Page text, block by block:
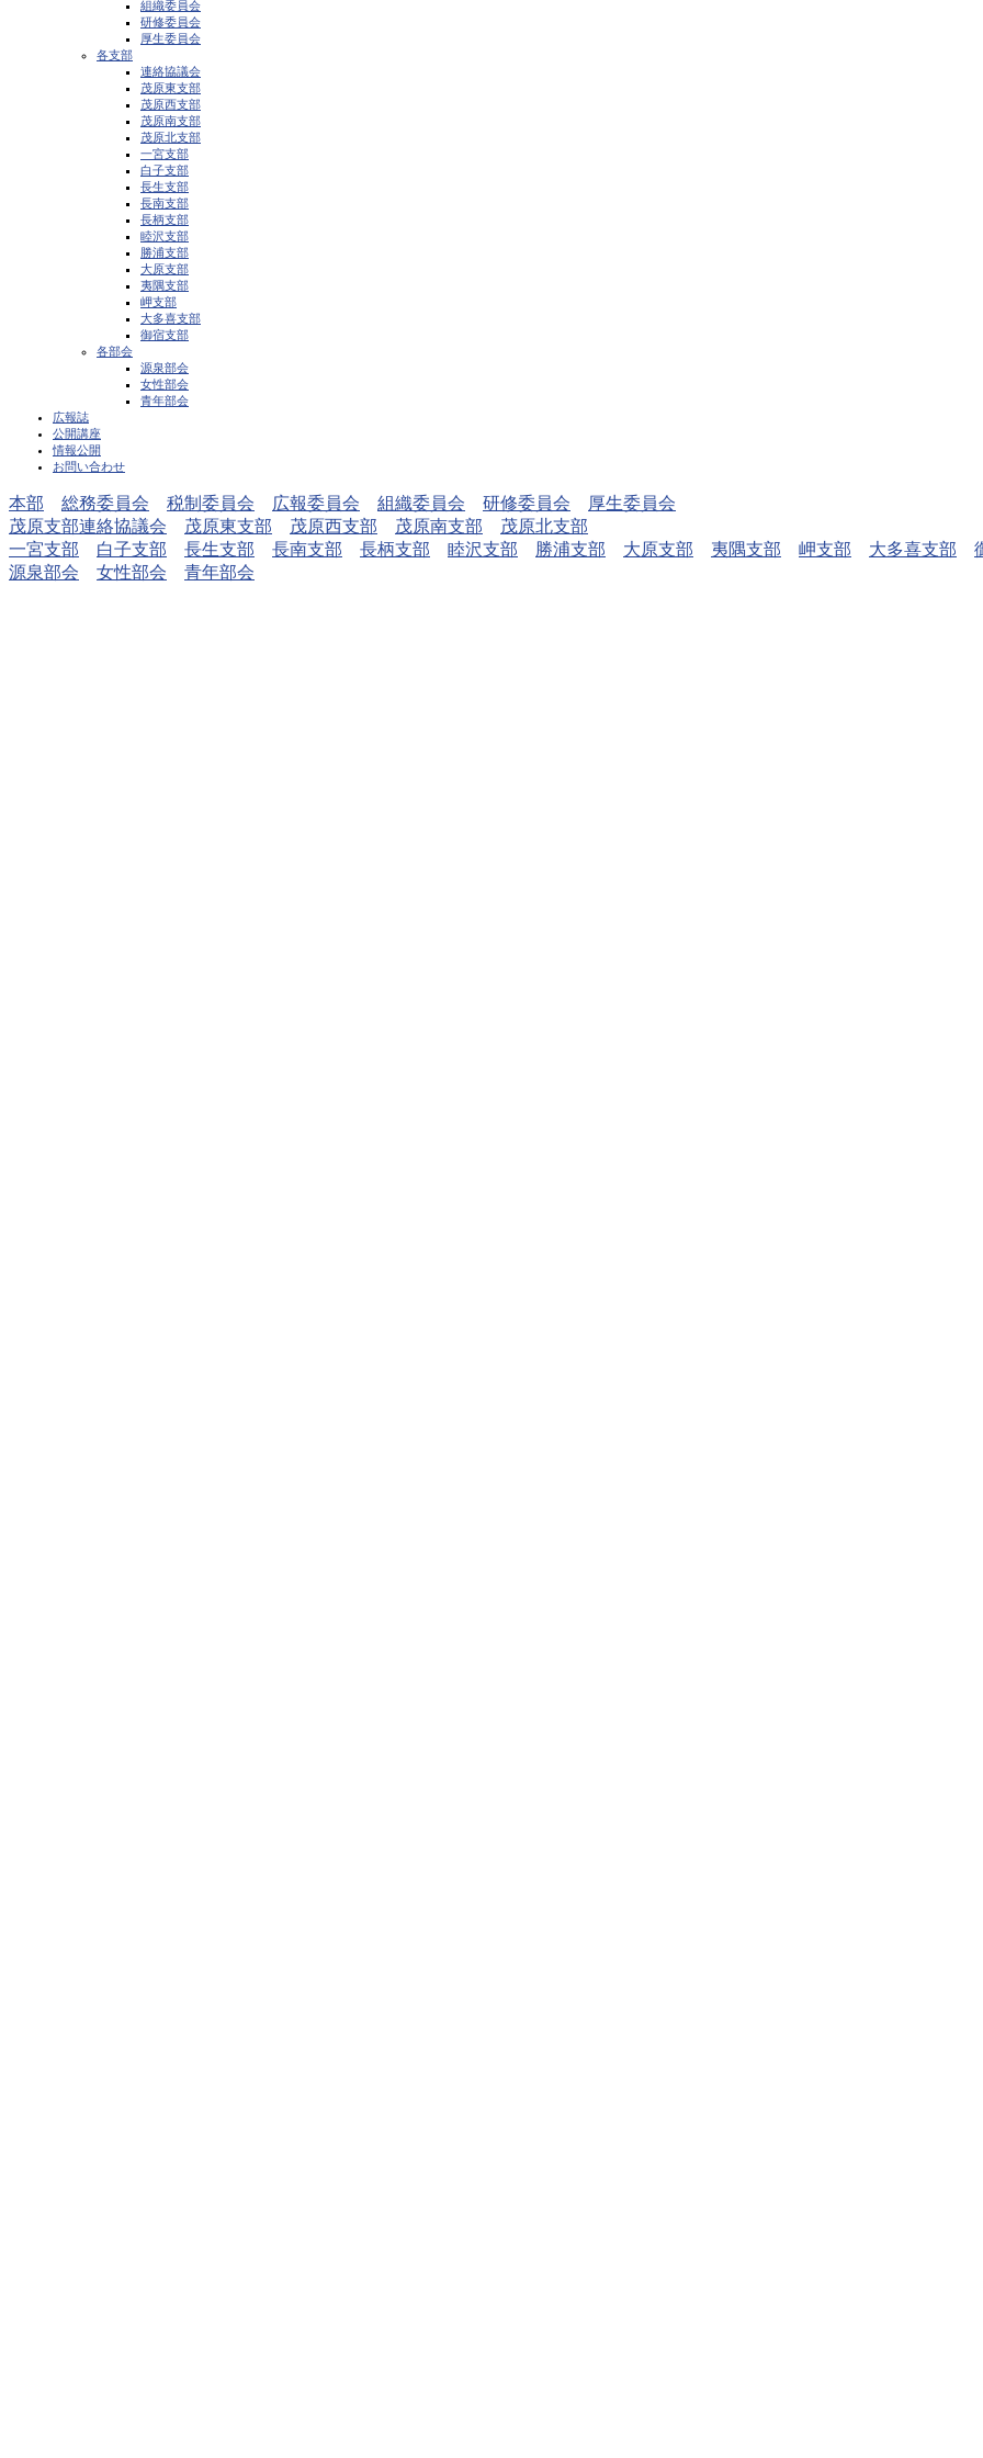
組織委員会
研修委員会
厚生委員会
各支部
連絡協議会
茂原東支部
茂原西支部
茂原南支部
茂原北支部
一宮支部
白子支部
長生支部
長南支部
長柄支部
睦沢支部
勝浦支部
大原支部
夷隅支部
岬支部
大多喜支部
御宿支部
各部会
源泉部会
女性部会
青年部会
広報誌
公開講座
情報公開
お問い合わせ
本部 総務委員会 税制委員会 広報委員会 組織委員会 研修委員会
厚生委員会
茂原支部連絡協議会
茂原東支部 茂原西支部 茂原南支部
茂原北支部
一宮支部
白子支部 長生支部 長南支部 長柄支部 睦沢支部 勝浦支部 大原支部 夷隅支部 岬支部 大多喜支部
源泉部会
女性部会 青年部会